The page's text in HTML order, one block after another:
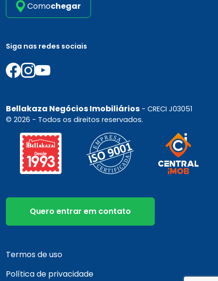
Comochegar
Siga nas redes sociais
Bellakaza Negócios Imobiliários - CRECI J03051
© 2026 - Todos os direitos reservados.
Quero entrar em contato
Termos de uso
Política de privacidade